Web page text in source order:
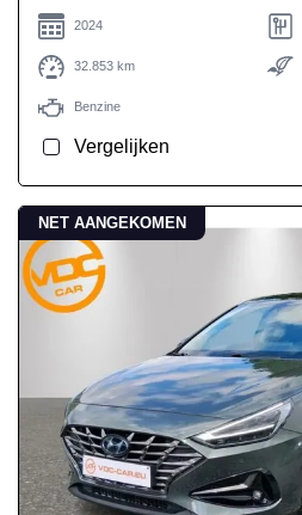
2024
32.853 km
Benzine
Vergelijken
NET AANGEKOMEN